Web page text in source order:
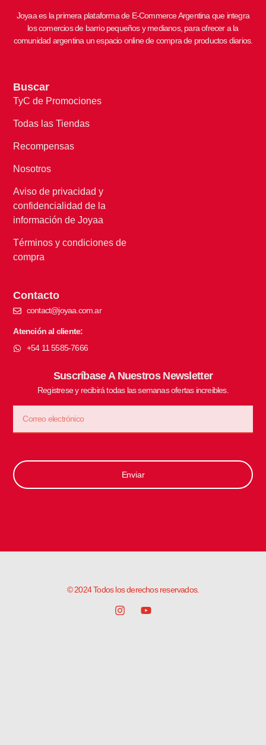
Joyaa es la primera plataforma de E-Commerce Argentina que integra
los comercios de barrio pequeños y medianos, para ofrecer a la
comunidad argentina un espacio online de compra de productos diarios.
Buscar
TyC de Promociones
Todas las Tiendas
Recompensas
Nosotros
Aviso de privacidad y
confidencialidad de la
información de Joyaa
Términos y condiciones de
compra
Contacto
contact@joyaa.com.ar
Atención al cliente:
+54 11 5585-7666
Suscríbase A Nuestros Newsletter
Registrese y recibirá todas las semanas ofertas increibles.
Enviar
© 2024 Todos los derechos reservados.